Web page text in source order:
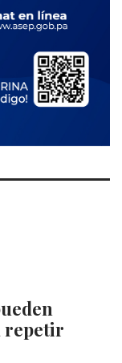
repetir